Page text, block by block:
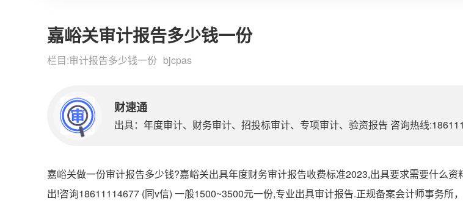
嘉峪关审计报告多少钱一份
栏目:审计报告多少钱一份 bjcpas
财速通
出具：年度审计、财务审计、招投标审计、专项审计、验资报告 咨询热线
嘉峪关做一份审计报告多少钱?嘉峪关出具年度财务审计报告收费标准2023,出具要求需要什么资
出!咨询18611114677 (同v信) 一般1500~3500元一份,专业出具审计报告.正规备案会计师事务所